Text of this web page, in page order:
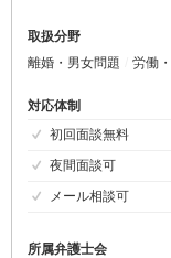
取扱分野
離婚・男女問題
労働
対応体制
初回面談無料
夜間面談可
メール相談可
所属弁護士会